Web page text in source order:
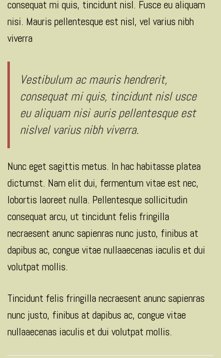
consequat mi quis, tincidunt nisl. Fusce eu aliquam
nisi. Mauris pellentesque est nisl, vel varius nibh
viverra
Vestibulum ac mauris hendrerit,
consequat mi quis, tincidunt nisl usce
eu aliquam nisi auris pellentesque est
nislvel varius nibh viverra.
Nunc eget sagittis metus. In hac habitasse platea
dictumst. Nam elit dui, fermentum vitae est nec,
lobortis laoreet nulla. Pellentesque sollicitudin
consequat arcu, ut tincidunt felis fringilla
necraesent anunc sapienras nunc justo, finibus at
dapibus ac, congue vitae nullaaecenas iaculis et dui
volutpat mollis.
Tincidunt felis fringilla necraesent anunc sapienras
nunc justo, finibus at dapibus ac, congue vitae
nullaaecenas iaculis et dui volutpat mollis.